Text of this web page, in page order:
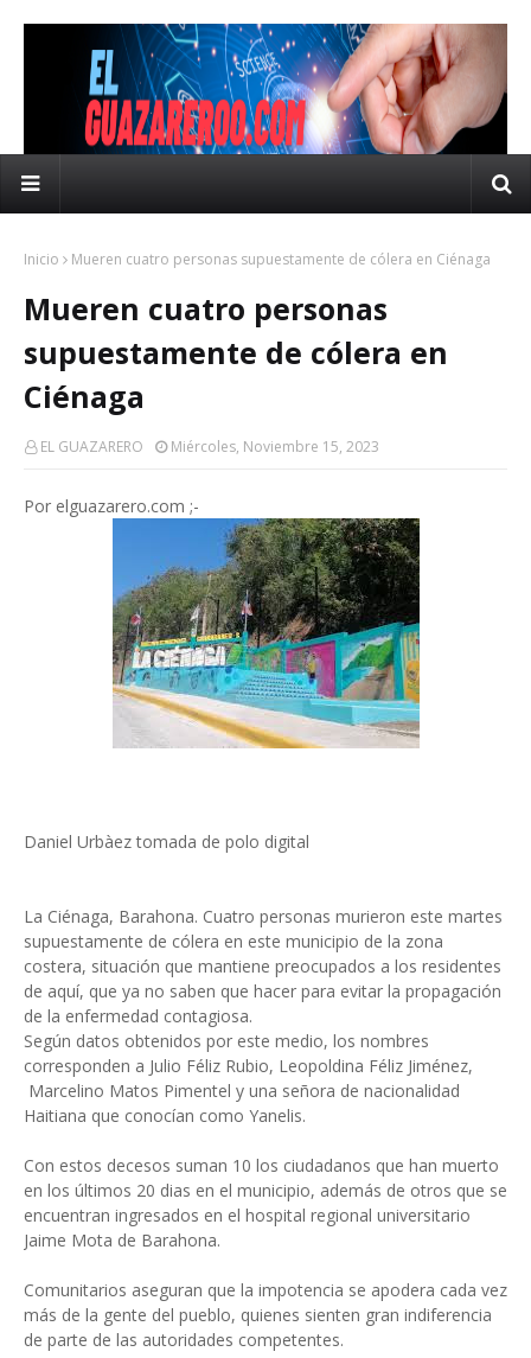
Inicio Mueren cuatro personas supuestamente de cólera en Ciénaga
Mueren cuatro personas
supuestamente de cólera en
Ciénaga
EL GUAZARERO Miércoles, Noviembre 15, 2023
Por elguazarero.com ;-
Daniel Urbàez tomada de polo digital
La Ciénaga, Barahona. Cuatro personas murieron este martes
supuestamente de cólera en este municipio de la zona
costera, situación que mantiene preocupados a los residentes
de aquí, que ya no saben que hacer para evitar la propagación
de la enfermedad contagiosa.
Según datos obtenidos por este medio, los nombres
corresponden a Julio Féliz Rubio, Leopoldina Féliz Jiménez,
Marcelino Matos Pimentel y una señora de nacionalidad
Haitiana que conocían como Yanelis.
Con estos decesos suman 10 los ciudadanos que han muerto
en los últimos 20 dias en el municipio, además de otros que se
encuentran ingresados en el hospital regional universitario
Jaime Mota de Barahona.
Comunitarios aseguran que la impotencia se apodera cada vez
más de la gente del pueblo, quienes sienten gran indiferencia
de parte de las autoridades competentes.